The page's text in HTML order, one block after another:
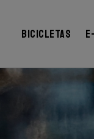
Bicicletas